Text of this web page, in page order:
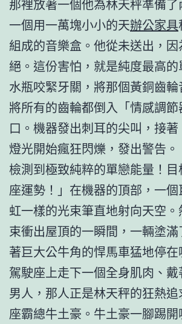
那裡放著一個他為林天秤準備了
一個用一萬塊小小的天辦公家具
組成的音樂盒。他從未送出，
絕。這份害怕，就是純度最高
水瓶咬緊牙關，將那個黃銅齒輪
將所有的齒輪都倒入「情感調節
口。機器發出刺耳的尖叫，接
燈光開始瘋狂閃爍，發出警告。
檢測到極致純粹的單戀能量！
座運勢！」在機器的頂部，一
虹一樣的光束筆直地射向天空
束衝出屋頂的一瞬間，一輛塗
著巨大公牛角的悍馬車猛地停在
駕駛座上走下一個全身肌肉、
男人，那人正是林天秤的狂熱
座霸總牛土豪。牛土豪一腳踢開